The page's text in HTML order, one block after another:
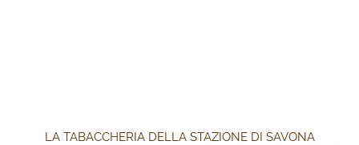
LA TABACCHERIA DELLA STAZIONE DI SAVONA